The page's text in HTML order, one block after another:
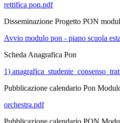
rettifica pon.pdf
Disseminazione Progetto PON
Avvio modulo pon - piano scuola
Scheda Anagrafica Pon
1)
Pubblicazione calendario Pon
orchestra.pdf